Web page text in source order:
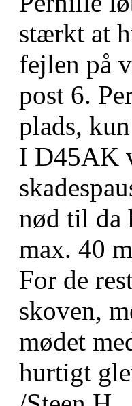
stærkt at
fejlen på
post 6.
plads,
I D45AK
nød til da
max. 40
For de
skoven,
mødet
hurtigt